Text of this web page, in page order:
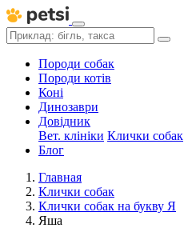
Породи собак
Породи котів
Коні
Динозаври
Довідник
Вет. клініки Клички собак
Блог
Главная
Клички собак
Клички собак на букву Я
Яша